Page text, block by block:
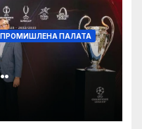
ПРОМИШЛЕНА ПАЛАТА